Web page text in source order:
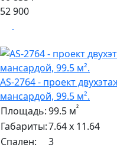
52 900
AS-2764 - проект
мансардой, 99.5 м².
Площадь:99.5 м²
Габариты:7.64 х 11.64
Спален:
3